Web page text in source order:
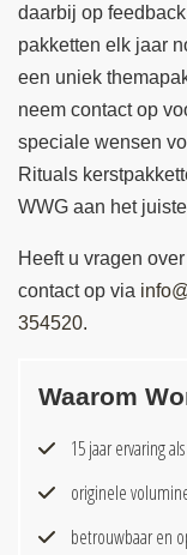
daarbij op
pakketten elk jaar
een uniek
neem contact op
speciale wensen
Rituals
WWG aan het
Heeft u vragen
contact op via
354520.
Waarom
15 jaar ervaring
originele
betrouwbaar en